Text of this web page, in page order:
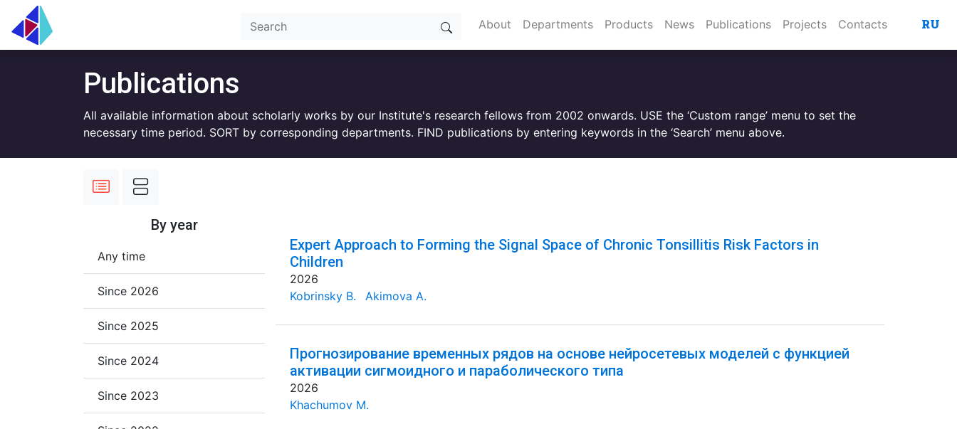
About Departments Products News Publications Projects Contacts RU
Publications
All available information about scholarly works by our Institute's research fellows from 2002 onwards. USE the ‘Custom range’ menu to set the
necessary time period. SORT by corresponding departments. FIND publications by entering keywords in the ‘Search’ menu above.
By year
Any time
Since 2026
Since 2025
Since 2024
Since 2023
Expert Approach to Forming the Signal Space of Chronic Tonsillitis Risk Factors in
Children
2026
Kobrinsky B.
Akimova A.
Прогнозирование временных рядов на основе нейросетевых моделей с функцией
активации сигмоидного и параболического типа
2026
Khachumov M.